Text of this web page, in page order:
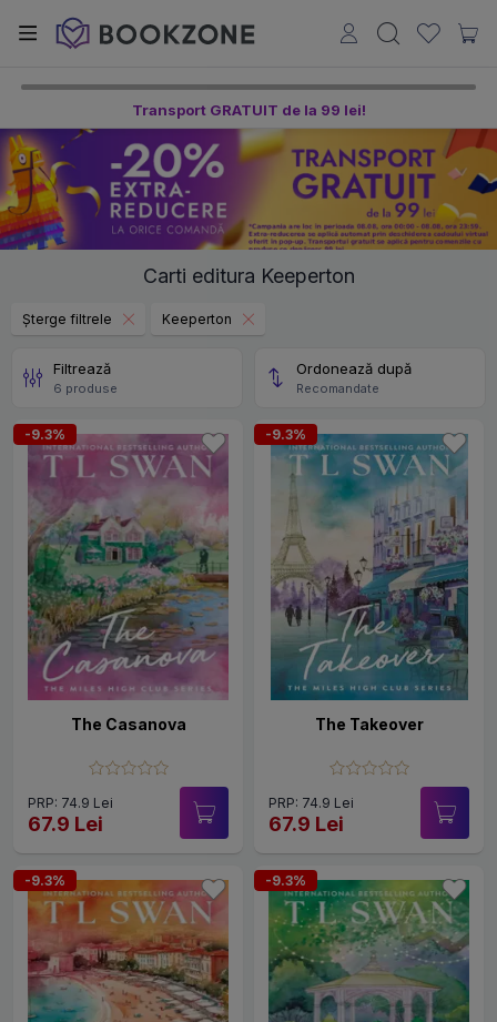
Transport GRATUIT de la 99 lei!
Carti editura Keeperton
Șterge filtrele Keeperton
Filtrează
6 produse
Ordonează după
Recomandate
-9.3%
The Casanova
PRP: 74.9 Lei
67.9 Lei
-9.3%
The Takeover
PRP: 74.9 Lei
67.9 Lei
-9.3% -9.3%